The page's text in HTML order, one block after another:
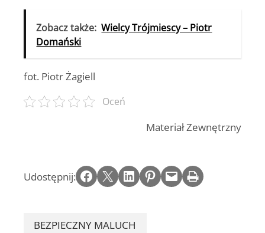
Zobacz także: Wielcy Trójmiescy – Piotr
Domański
fot. Piotr Żagiell
Oceń
Materiał Zewnętrzny
Udostępnij: Share on Facebook Email this Page Share on LinkedIn Share on Pinterest Email this Page Print this Page
BEZPIECZNY MALUCH